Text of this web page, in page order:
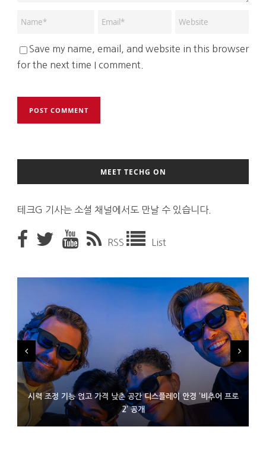
Save my name, email, and website in this browser
for the next time I comment.
MEET TECHG ON
테크G 기사는 소셜 채널에서도 만날 수 있습니다.
RSS List
시력 조정 기능 얹고 가격 낮춘 공간 디스플레이 안경 ‘비추어 프로
2’ 공개
D램 부족에 10억달러어치 아이폰18 프로세서 패키징 대기 중
300~400달러 반지형 스피커 준비하는 오픈AI